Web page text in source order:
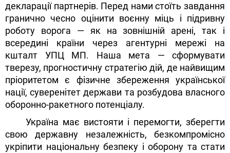
декларації партнерів. Перед нами стоїть завдання
гранично чесно оцінити воєнну міць і підривну
роботу ворога — як на зовнішній арені, так і
всередині країни через агентурні мережі на
кшталт УПЦ МП. Наша мета — сформувати
тверезу, прогностичну стратегію дій, де найвищим
пріоритетом є фізичне збереження української
нації, суверенітет держави та розбудова власного
оборонно-ракетного потенціалу.
Україна має вистояти і перемогти, зберегти
свою державну незалежність, безкомпромісно
укріпити національну безпеку і оборону та стати